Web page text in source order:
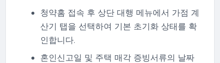
청약홈 접속 후 상단 대행 메뉴에서 가점 계
산기 탭을 선택하여 기본 초기화 상태를 확
인합니다.
혼인신고일 및 주택 매각 증빙서류의 날짜